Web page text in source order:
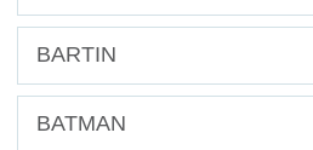
BARTIN
BATMAN